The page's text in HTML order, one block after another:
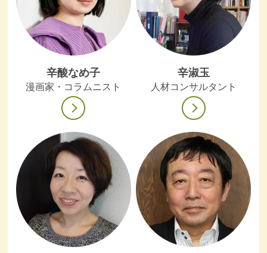
辛酸なめ子
漫画家・コラムニスト
辛淑玉
人材コンサルタント